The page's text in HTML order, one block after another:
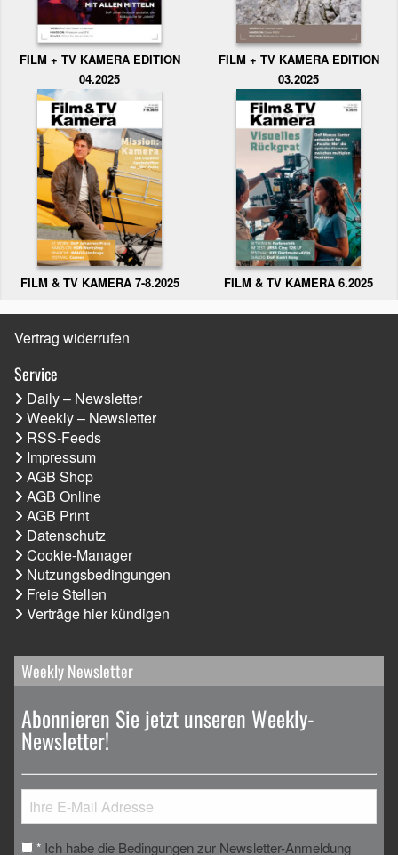
FILM + TV KAMERA EDITION
04.2025
FILM + TV KAMERA EDITION
03.2025
FILM & TV KAMERA 7-8.2025 FILM & TV KAMERA 6.2025
Vertrag widerrufen
Service
Daily – Newsletter
Weekly – Newsletter
RSS-Feeds
Impressum
AGB Shop
AGB Online
AGB Print
Datenschutz
Cookie-Manager
Nutzungsbedingungen
Freie Stellen
Verträge hier kündigen
Weekly Newsletter
Abonnieren Sie jetzt unseren Weekly-
Newsletter!
* Ich habe die Bedingungen zur Newsletter-Anmeldung